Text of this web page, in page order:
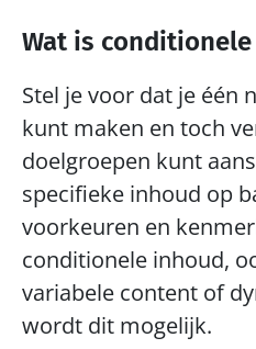
Wat is
Stel je voor dat je één
kunt maken en toch
doelgroepen kunt
specifieke inhoud op
voorkeuren en
conditionele inhoud,
variabele content of
wordt dit mogelijk.